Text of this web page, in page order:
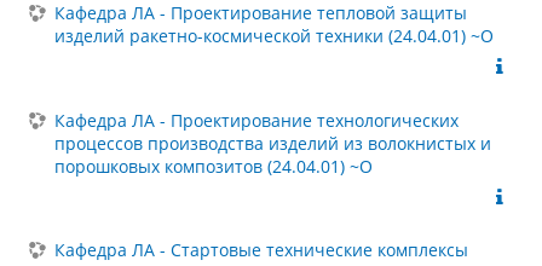
Кафедра ЛА - Проектирование тепловой защиты
изделий ракетно-космической техники (24.04.01) ~О
Кафедра ЛА - Проектирование технологических
процессов производства изделий из волокнистых и
порошковых композитов (24.04.01) ~О
Кафедра ЛА - Стартовые технические комплексы